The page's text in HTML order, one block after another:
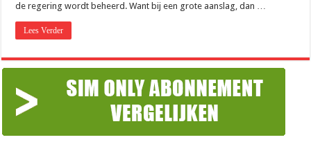
de regering wordt beheerd. Want bij een grote aanslag, dan …
Lees Verder